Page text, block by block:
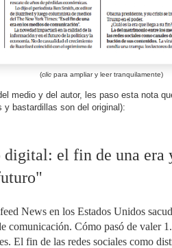
(clic para ampliar y leer tranquilamente)
medio y del autor, les paso esta nota
y bastardillas son del original):
digital: el fin de una era
News en los Estados Unidos
comunicación. Cómo pasó de valer
El fin de las redes sociales como